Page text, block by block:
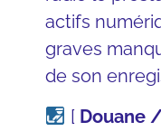
actifs
graves
de son
[ Douane